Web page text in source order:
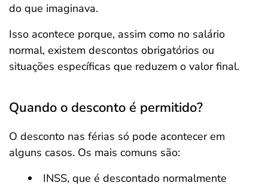
do que imaginava.
Isso acontece porque, assim como no salário
normal, existem descontos obrigatórios ou
situações específicas que reduzem o valor final.
Quando o desconto é permitido?
O desconto nas férias só pode acontecer em
alguns casos. Os mais comuns são:
INSS, que é descontado normalmente